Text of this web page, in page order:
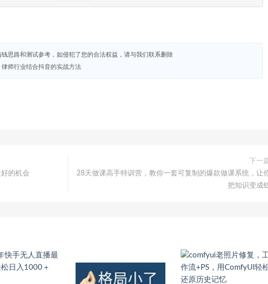
思路和测试参考，如侵犯了您的合法权益，请与我们联系删除
师行业结合抖音的实战方法
的机会
下一
28天做课高手特训营，教你一套可复制的爆款做课系统，让
把知识变成